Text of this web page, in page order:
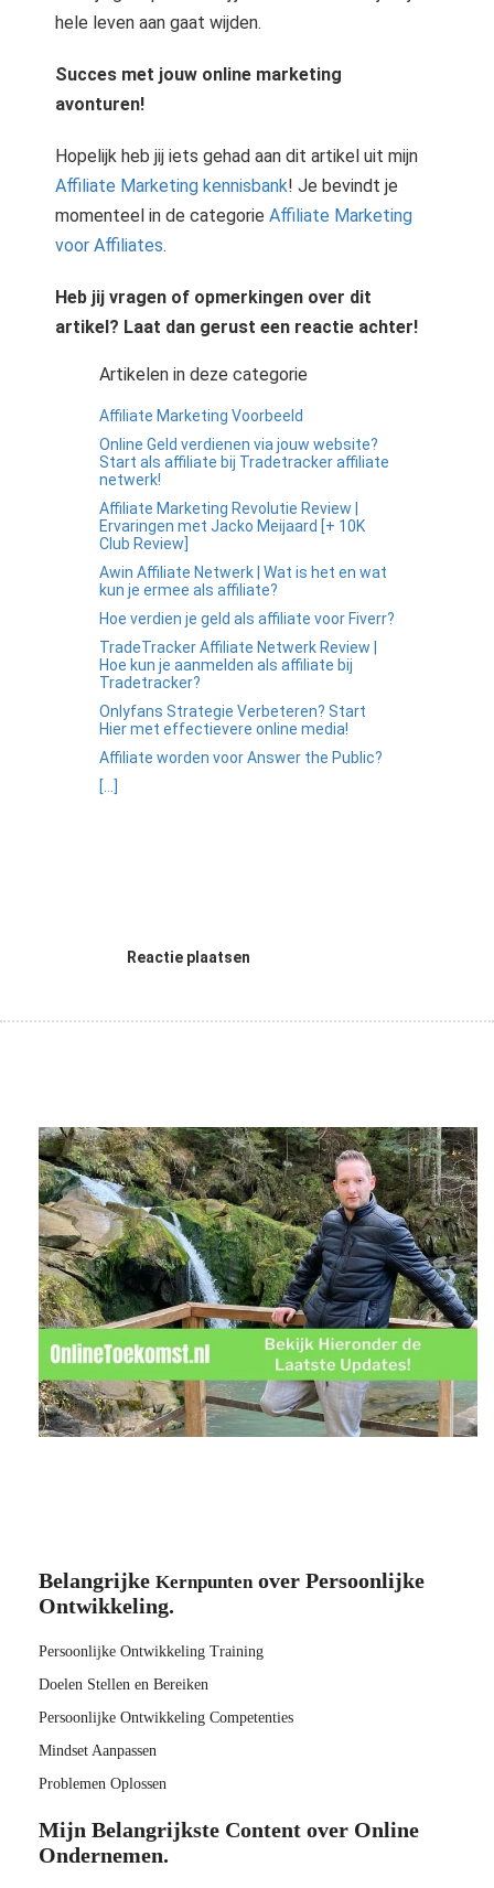
hele leven aan gaat wijden.
Succes met jouw online marketing
avonturen!
Hopelijk heb jij iets gehad aan dit artikel uit mijn
Affiliate Marketing kennisbank! Je bevindt je
momenteel in de categorie Affiliate Marketing
voor Affiliates.
Heb jij vragen of opmerkingen over dit
artikel? Laat dan gerust een reactie achter!
Artikelen in deze categorie
Affiliate Marketing Voorbeeld
Online Geld verdienen via jouw website?
Start als affiliate bij Tradetracker affiliate
netwerk!
Affiliate Marketing Revolutie Review |
Ervaringen met Jacko Meijaard [+ 10K
Club Review]
Awin Affiliate Netwerk | Wat is het en wat
kun je ermee als affiliate?
Hoe verdien je geld als affiliate voor Fiverr?
TradeTracker Affiliate Netwerk Review |
Hoe kun je aanmelden als affiliate bij
Tradetracker?
Onlyfans Strategie Verbeteren? Start
Hier met effectievere online media!
Affiliate worden voor Answer the Public?
[...]
Reactie plaatsen
Belangrijke Kernpunten over Persoonlijke
Ontwikkeling.
Persoonlijke Ontwikkeling Training
Doelen Stellen en Bereiken
Persoonlijke Ontwikkeling Competenties
Mindset Aanpassen
Problemen Oplossen
Mijn Belangrijkste Content over Online
Ondernemen.